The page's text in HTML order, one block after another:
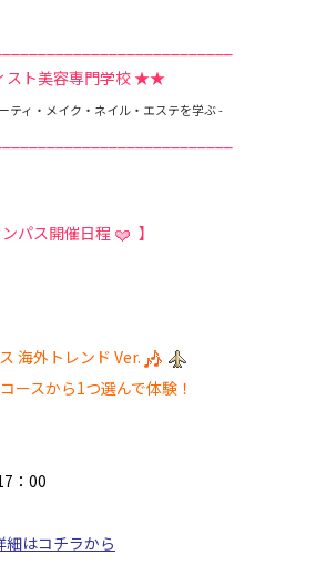
ト美容専門学校 ★★
ティ・メイク・ネイル・エステを学ぶ -
パス開催日程 】
海外トレンド Ver.
ースから1つ選んで体験！
：00
細はコチラから